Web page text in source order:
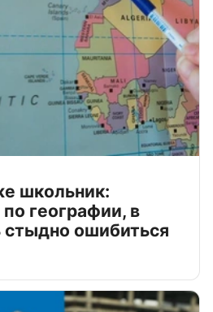
школьник:
географии, в
стыдно ошибиться